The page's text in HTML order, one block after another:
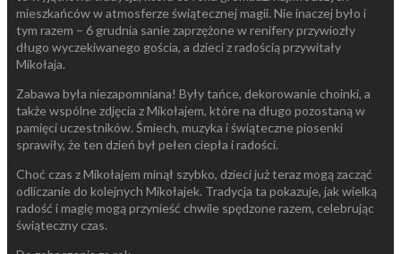
mieszkańców w atmosferze świątecznej magii. Nie inaczej było i
tym razem – 6 grudnia sanie zaprzężone w renifery przywiozły
długo wyczekiwanego gościa, a dzieci z radością przywitały
Mikołaja.
Zabawa była niezapomniana! Były tańce, dekorowanie choinki, a
także wspólne zdjęcia z Mikołajem, które na długo pozostaną w
pamięci uczestników. Śmiech, muzyka i świąteczne piosenki
sprawiły, że ten dzień był pełen ciepła i radości.
Choć czas z Mikołajem minął szybko, dzieci już teraz mogą zacząć
odliczanie do kolejnych Mikołajek. Tradycja ta pokazuje, jak wielką
radość i magię mogą przynieść chwile spędzone razem, celebrując
świąteczny czas.